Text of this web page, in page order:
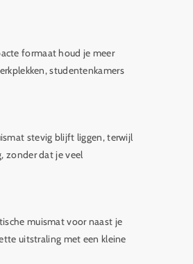
formaat houd je meer
studentenkamers
stevig blijft liggen, terwijl
zonder dat je veel
muismat voor naast je
uitstraling met een kleine